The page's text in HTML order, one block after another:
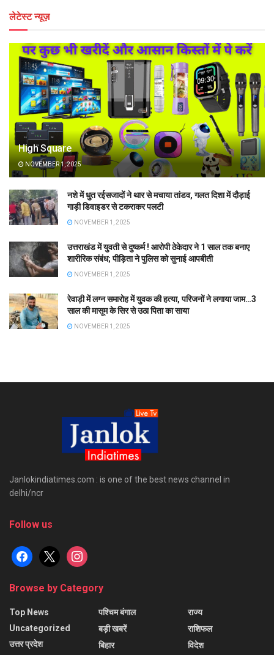
लेटेस्ट न्यूज़
High Square
NOVEMBER 1, 2025
नशे में धुत रईसजादों ने थार से मचाया तांडव, गलत दिशा में दौड़ाई
गाड़ी डिवाइडर से टकराकर पलटी
NOVEMBER 1, 2025
उत्तराखंड में युवती से दुष्कर्म ! आरोपी ठेकेदार ने 1 साल तक बनाए
शारीरिक संबंध; पीड़िता ने पुलिस को सुनाई आपबीती
NOVEMBER 1, 2025
रेवाड़ी में लग्न समारोह में युवक की हत्या, परिजनों ने लगाया जाम…3
साल की मासूम के सिर से उठा पिता का साया
NOVEMBER 1, 2025
Janlokindiatimes.com : is one of the best news channel in
delhi/ncr
Follow us
facebook
x instagram
Browse by Category
Top News
Uncategorized
उत्तर प्रदेश
पश्चिम बंगाल
बड़ी खबरें
बिहार
राज्य
राशिफल
विदेश